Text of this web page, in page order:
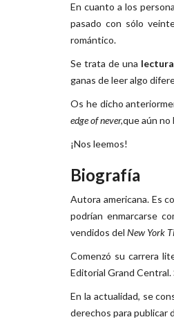
En cuanto a los
pasado con sólo
romántico.
Se trata de una
ganas de leer algo
Os he dicho
edge of never,que aún no
¡Nos leemos!
Biografía
Autora americana. Es
podrían enmarcarse
vendidos del New York
Comenzó su carrera
Editorial Grand Central.
En la actualidad, se
derechos para publicar